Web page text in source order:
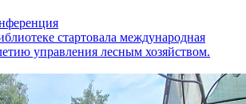
стартовала международная
управления лесным хозяйством.